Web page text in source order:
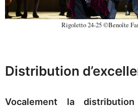
Rigoletto 24-25 ©Benoîte
Distribution
Vocalement la